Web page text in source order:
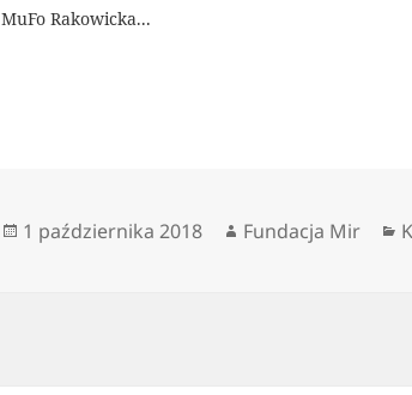
MuFo Rakowicka...
Data
1 października 2018 Autor
Fundacja Mir